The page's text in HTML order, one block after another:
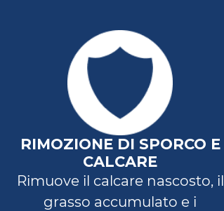
RIMOZIONE DI SPORCO E
CALCARE
Rimuove il calcare nascosto, il
grasso accumulato e i